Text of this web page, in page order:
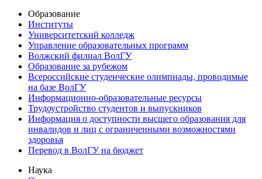
Образование
Институты
Университетский колледж
Управление образовательных программ
Волжский филиал ВолГУ
Образование за рубежом
Всероссийские студенческие олимпиады, проводимые
на базе ВолГУ
Информационно-образовательные ресурсы
Трудоустройство студентов и выпускников
Информация о доступности высшего образования для
инвалидов и лиц с ограниченными возможностями
здоровья
Перевод в ВолГУ на бюджет
Наука